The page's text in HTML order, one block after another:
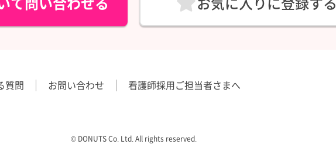
質問 お問い合わせ 看護師採用ご担当者さまへ
©︎ DONUTS Co. Ltd. All rights reserved.